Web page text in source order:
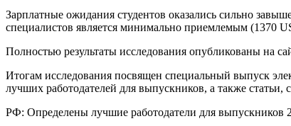
Зарплатные ожидания студентов оказались сильно
специалистов является минимально приемлемым (1370
Полностью результаты исследования опубликованы на
Итогам исследования посвящен специальный выпуск
лучших работодателей для выпускников, а также
РФ: Определены лучшие работодатели для выпускников